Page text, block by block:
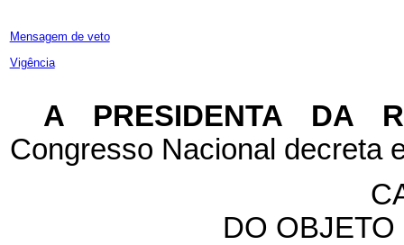
Mensagem de veto
Vigência
A PRESIDENTA DA
Congresso Nacional decreta
DO